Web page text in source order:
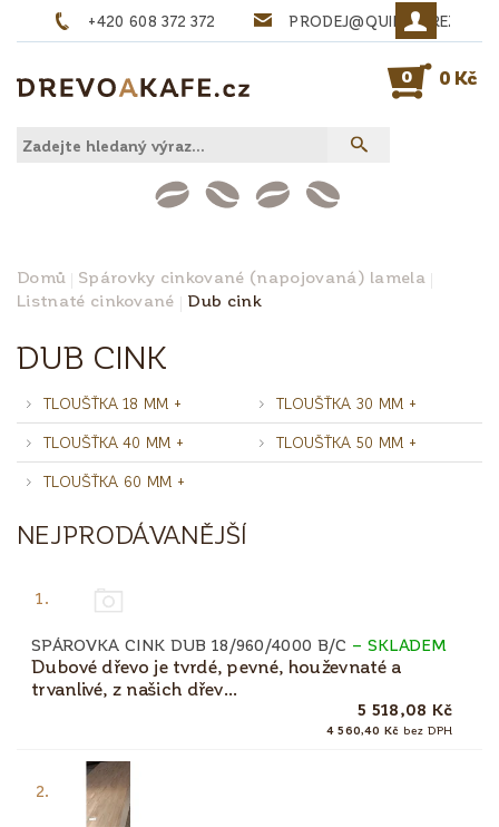
+420 608 372 372 PRODEJ@QUINTA-
0 0 Kč
Domů
Spárovky cinkované (napojovaná) lamela
Listnaté cinkované
Dub cink
DUB CINK
TLOUŠŤKA 18 MM + TLOUŠŤKA 30 MM +
TLOUŠŤKA 40 MM + TLOUŠŤKA 50 MM +
TLOUŠŤKA 60 MM +
NEJPRODÁVANĚJŠÍ
1.
SPÁROVKA CINK DUB 18/960/4000 B/C – SKLADEM
Dubové dřevo je tvrdé, pevné, houževnaté a
trvanlivé, z našich dřev...
5 518,08 Kč
4 560,40 Kč bez DPH
2.